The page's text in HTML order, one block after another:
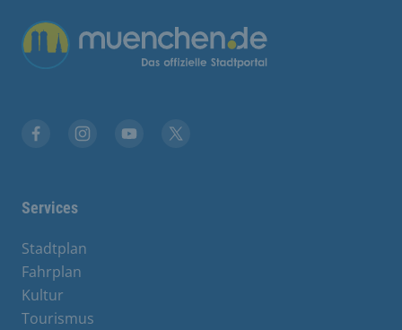
Übergreifende Links
Services
Stadtplan
Fahrplan
Kultur
Tourismus